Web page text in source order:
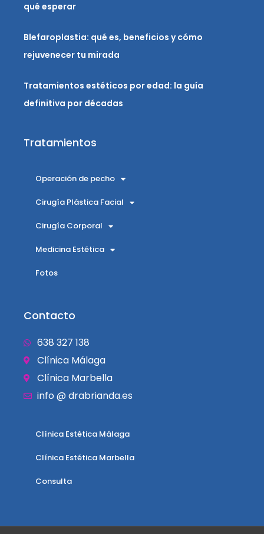
qué esperar
Blefaroplastia: qué es, beneficios y cómo
rejuvenecer tu mirada
Tratamientos estéticos por edad: la guía
definitiva por décadas
Tratamientos
Operación de pecho
Cirugía Plástica Facial
Cirugía Corporal
Medicina Estética
Fotos
Contacto
638 327 138
Clínica Málaga
Clínica Marbella
info @ drabrianda.es
Clínica Estética Málaga
Clínica Estética Marbella
Consulta